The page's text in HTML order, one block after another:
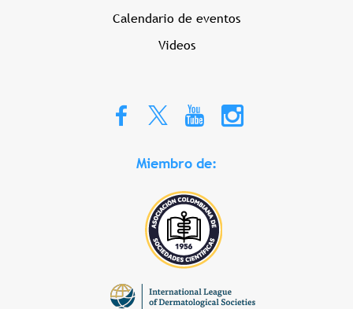
Calendario de eventos
Videos
Miembro de: